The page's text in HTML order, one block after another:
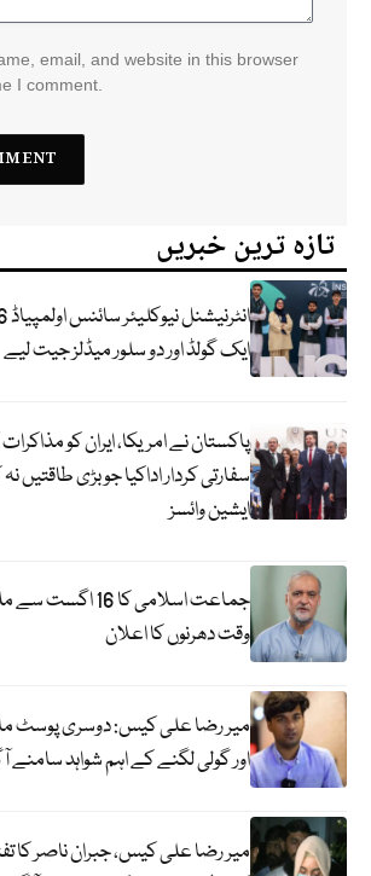
email, and website in this browser
I comment.
تازہ ترین خبریں
ایک گولڈ اور دو سلور میڈلز جیت لیے
پاکستان نے امریکا، ایران کو
سفارتی کردار اداکیا جو بڑی طاقتیں
ایشین وائسز
جماعت اسلامی کا
وقت دھرنوں کا اعلان
میر رضا علی کیس: دوسری پوسٹ
اور گولی لگنے کے اہم شواہد سامنے
میر رضا علی کیس، جبران ناصر کا